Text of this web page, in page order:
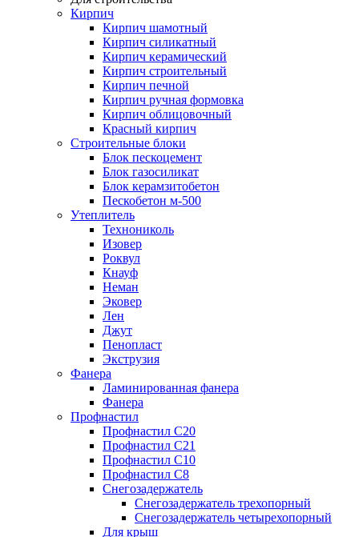
Кирпич
Кирпич шамотный
Кирпич силикатный
Кирпич керамический
Кирпич строительный
Кирпич печной
Кирпич ручная формовка
Кирпич облицовочный
Красный кирпич
Строительные блоки
Блок пескоцемент
Блок газосиликат
Блок керамзитобетон
Пескобетон м-500
Утеплитель
Технониколь
Изовер
Роквул
Кнауф
Неман
Эковер
Лен
Джут
Пенопласт
Экструзия
Фанера
Ламинированная фанера
Фанера
Профнастил
Профнастил С20
Профнастил С21
Профнастил С10
Профнастил С8
Снегозадержатель
Снегозадержатель трехопорный
Снегозадержатель четырехопорный
Для крыш